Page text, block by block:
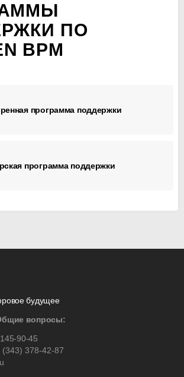
ПО
BPM
программа поддержки
программа поддержки
будущее
вопросы:
90-45
(343) 378-42-87